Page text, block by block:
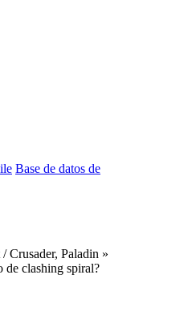
Base de datos de
Crusader, Paladin »
de clashing spiral?